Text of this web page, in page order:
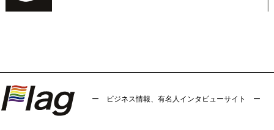
ー ビジネス情報、有名人インタビューサイト ー